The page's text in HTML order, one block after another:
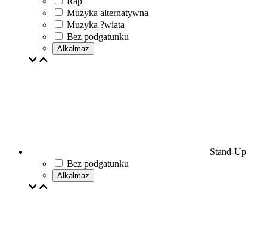
Muzyka alternatywna
Muzyka ?wiata
Bez podgatunku
Alkalmaz
Stand-Up
Bez podgatunku
Alkalmaz